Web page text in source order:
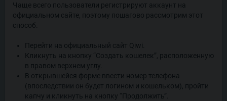
Чаще всего пользователи регистрируют аккаунт на
официальном сайте, поэтому пошагово рассмотрим этот
способ.
Перейти на официальный сайт Qiwi.
Кликнуть на кнопку “Создать кошелек”, расположенную
в правом верхнем углу.
В открывшейся форме ввести номер телефона
(впоследствии он будет логином и кошельком), пройти
капчу и кликнуть на кнопку “Продолжить”.